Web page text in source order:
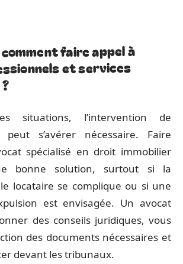
faire appel à
et services
situations, l’intervention de
peut s’avérer nécessaire. Faire
spécialisé en droit immobilier
bonne solution, surtout si la
locataire se complique ou si une
est envisagée. Un avocat
des conseils juridiques, vous
des documents nécessaires et
devant les tribunaux.